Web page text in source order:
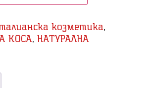
козметика
КОСА НАТУРАЛНА